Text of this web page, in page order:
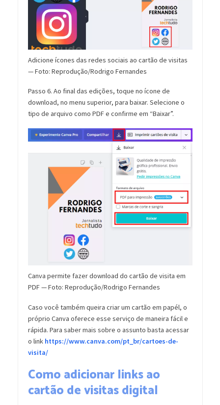
Adicione ícones das redes sociais ao cartão de visitas
— Foto: Reprodução/Rodrigo Fernandes
Passo 6. Ao final das edições, toque no ícone de
download, no menu superior, para baixar. Selecione o
tipo de arquivo como PDF e confirme em “Baixar”.
Canva permite fazer download do cartão de visita em
PDF — Foto: Reprodução/Rodrigo Fernandes
Caso você também queira criar um cartão em papél, o
próprio Canva oferece esse serviço de maneira fácil e
rápida. Para saber mais sobre o assunto basta acessar
o link https://www.canva.com/pt_br/cartoes-de-
visita/
Como adicionar links ao
cartão de visitas digital